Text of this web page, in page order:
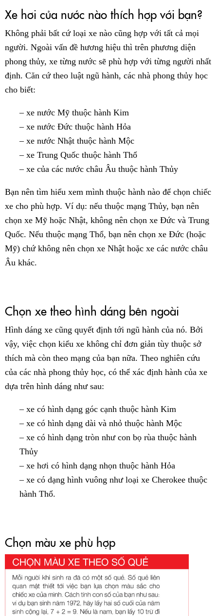
Xe hơi của nước nào thích hợp với bạn?
Không phải bất cứ loại xe nào cũng hợp với tất cả mọi
người. Ngoài vấn đề hương hiệu thì trên phương diện
phong thủy, xe từng nước sẽ phù hợp với từng người nhất
định. Căn cứ theo luật ngũ hành, các nhà phong thủy học
cho biết:
– xe nước Mỹ thuộc hành Kim
– xe nước Đức thuộc hành Hỏa
– xe nước Nhật thuộc hành Mộc
– xe Trung Quốc thuộc hành Thổ
– xe của các nước châu Âu thuộc hành Thủy
Bạn nên tìm hiểu xem mình thuộc hành nào để chọn chiếc
xe cho phù hợp. Ví dụ: nếu thuộc mạng Thủy, bạn nên
chọn xe Mỹ hoặc Nhật, không nên chọn xe Đức và Trung
Quốc. Nếu thuộc mạng Thổ, bạn nên chọn xe Đức (hoặc
Mỹ) chứ không nên chọn xe Nhật hoặc xe các nước châu
Âu khác.
Chọn xe theo hình dáng bên ngoài
Hình dáng xe cũng quyết định tới ngũ hành của nó. Bởi
vậy, việc chọn kiểu xe không chỉ đơn giản tùy thuộc sở
thích mà còn theo mạng của bạn nữa. Theo nghiên cứu
của các nhà phong thủy học, có thể xác định hành của xe
dựa trên hình dáng như sau:
– xe có hình dạng góc cạnh thuộc hành Kim
– xe có hình dạng dài và nhỏ thuộc hành Mộc
– xe có hình dạng tròn như con bọ rùa thuộc hành
Thủy
– xe hơi có hình dạng nhọn thuộc hành Hỏa
– xe có dạng hình vuông như loại xe Cherokee thuộc
hành Thổ.
Chọn màu xe phù hợp